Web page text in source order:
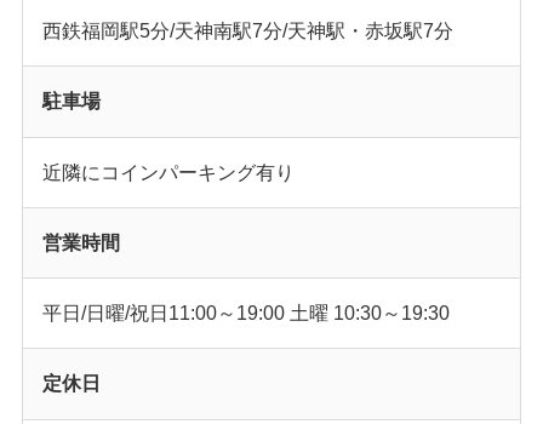
西鉄福岡駅5分/天神南駅7分/天神駅・赤坂駅7分
駐車場
近隣にコインパーキング有り
営業時間
平日/日曜/祝日11:00～19:00 土曜 10:30～19:30
定休日